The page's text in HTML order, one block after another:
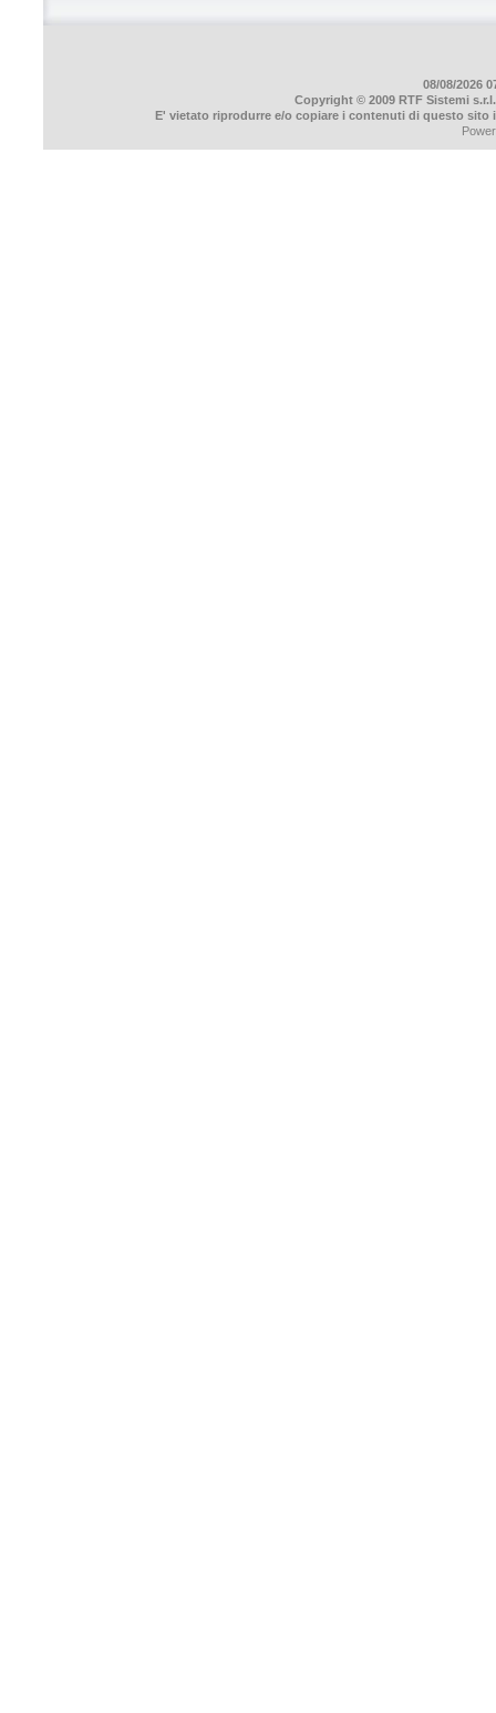
08/08/2026
Copyright © 2009 RTF Sistemi
E' vietato riprodurre e/o copiare i contenuti di questo